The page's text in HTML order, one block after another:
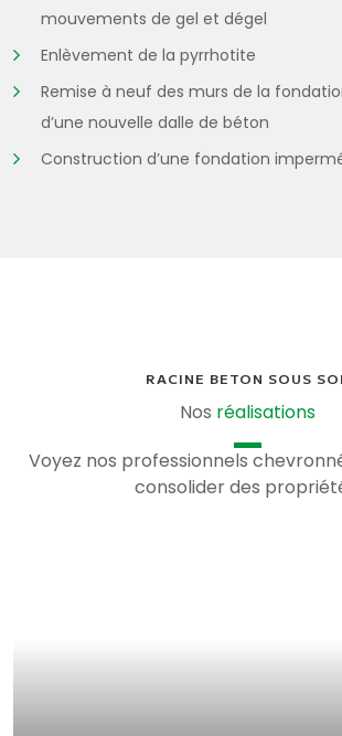
mouvements de gel et dégel
Enlèvement de la pyrrhotite
Remise à neuf des murs de la
d’une nouvelle dalle de béton
Construction d’une fondation
RACINE BETON SOUS
Nos réalisations
Voyez nos professionnels
consolider des